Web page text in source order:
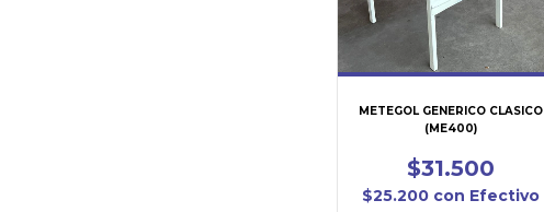
METEGOL GENERICO CLASICO
(ME400)
$31.500
$25.200 con Efectivo